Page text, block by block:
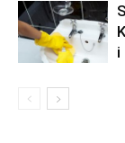
i